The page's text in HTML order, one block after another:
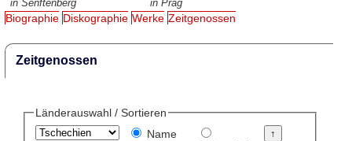
in Senftenberg
in Prag
Biographie Diskographie Werke Zeitgenossen
Zeitgenossen
Länderauswahl / Sortieren
Name